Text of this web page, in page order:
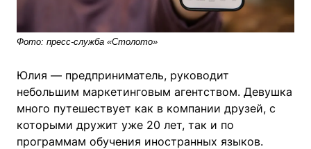
Фото: пресс-служба «Столото»
Юлия — предприниматель, руководит
небольшим маркетинговым агентством. Девушка
много путешествует как в компании друзей, с
которыми дружит уже 20 лет, так и по
программам обучения иностранных языков.